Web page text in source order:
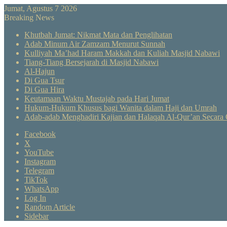
Jumat, Agustus 7 2026
Breaking News
Khutbah Jumat: Nikmat Mata dan Penglihatan
Adab Minum Air Zamzam Menurut Sunnah
Kulliyah Ma’had Haram Makkah dan Kuliah Masjid Nabawi
Tiang-Tiang Bersejarah di Masjid Nabawi
Al-Hajun
Di Gua Tsur
Di Gua Hira
Keutamaan Waktu Mustajab pada Hari Jumat
Hukum-Hukum Khusus bagi Wanita dalam Haji dan Umrah
Adab-adab Menghadiri Kajian dan Halaqah Al-Qur’an Secara
Facebook
X
YouTube
Instagram
Telegram
TikTok
WhatsApp
Log In
Random Article
Sidebar